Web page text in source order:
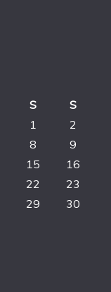
S
S
1
2
8
9
15
16
22
23
29
30